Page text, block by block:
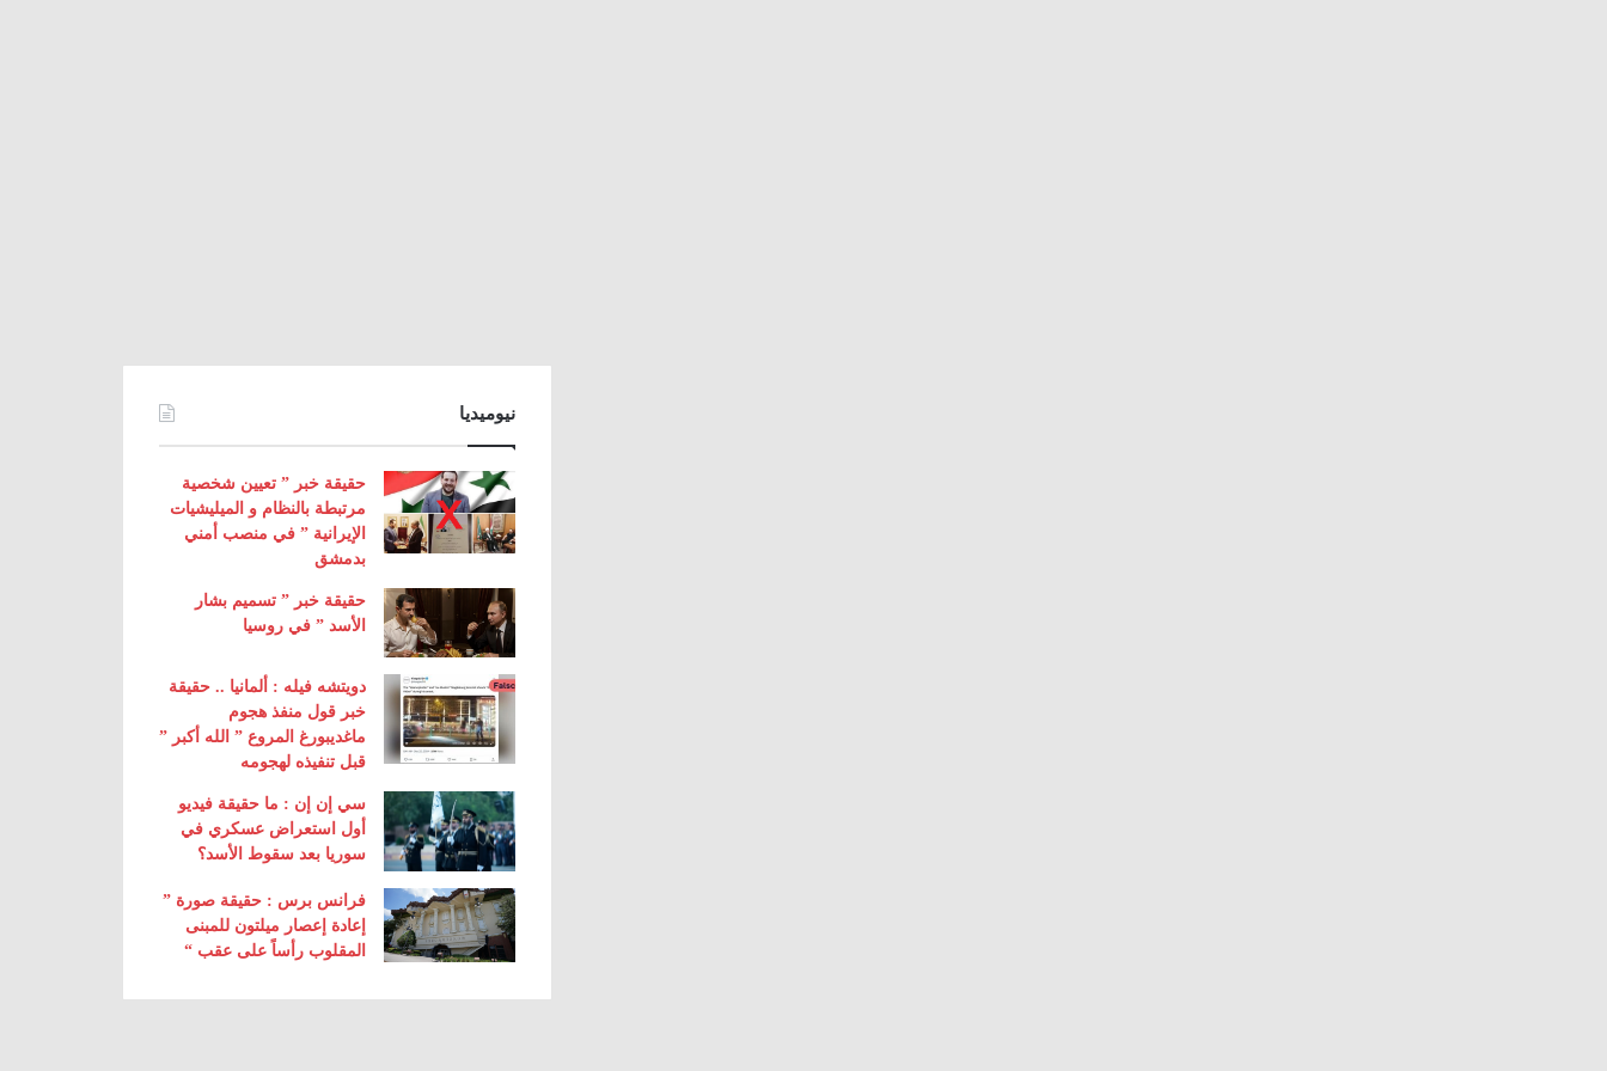
نيوميديا
حقيقة خبر ” تعيين شخصية
مرتبطة بالنظام و الميليشيات
الإيرانية ” في منصب أمني
بدمشق
حقيقة خبر ” تسميم بشار
الأسد ” في روسيا
دويتشه فيله : ألمانيا .. حقيقة
خبر قول منفذ هجوم
ماغديبورغ المروع ” الله أكبر ”
قبل تنفيذه لهجومه
سي إن إن : ما حقيقة فيديو
أول استعراض عسكري في
سوريا بعد سقوط الأسد؟
فرانس برس : حقيقة صورة ”
إعادة إعصار ميلتون للمبنى
المقلوب رأساً على عقب “